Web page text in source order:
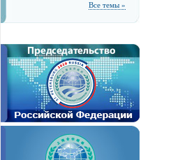
Все темы »